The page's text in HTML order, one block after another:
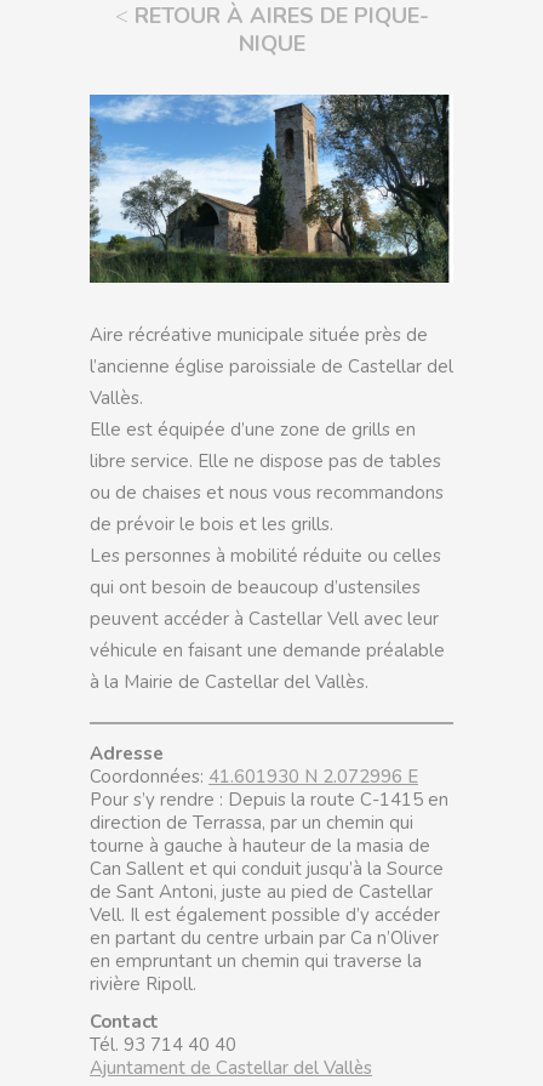
< RETOUR À AIRES DE PIQUE-
NIQUE
Aire récréative municipale située près de
l’ancienne église paroissiale de Castellar del
Vallès.
Elle est équipée d’une zone de grills en
libre service. Elle ne dispose pas de tables
ou de chaises et nous vous recommandons
de prévoir le bois et les grills.
Les personnes à mobilité réduite ou celles
qui ont besoin de beaucoup d’ustensiles
peuvent accéder à Castellar Vell avec leur
véhicule en faisant une demande préalable
à la Mairie de Castellar del Vallès.
Adresse
Coordonnées: 41.601930 N 2.072996 E
Pour s’y rendre : Depuis la route C-1415 en
direction de Terrassa, par un chemin qui
tourne à gauche à hauteur de la masia de
Can Sallent et qui conduit jusqu’à la Source
de Sant Antoni, juste au pied de Castellar
Vell. Il est également possible d’y accéder
en partant du centre urbain par Ca n’Oliver
en empruntant un chemin qui traverse la
rivière Ripoll.
Contact
Tél. 93 714 40 40
Ajuntament de Castellar del Vallès